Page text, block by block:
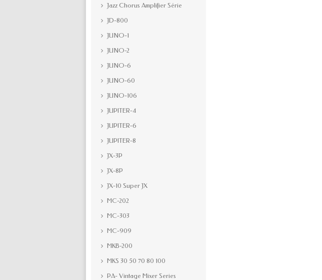
Jazz Chorus Amplifier Série
JD-800
JUNO-1
JUNO-2
JUNO-6
JUNO-60
JUNO-106
JUPITER-4
JUPITER-6
JUPITER-8
JX-3P
JX-8P
JX-10 Super JX
MC-202
MC-303
MC-909
MKB-200
MKS 30 50 70 80 100
PA- Vintage Mixer Series